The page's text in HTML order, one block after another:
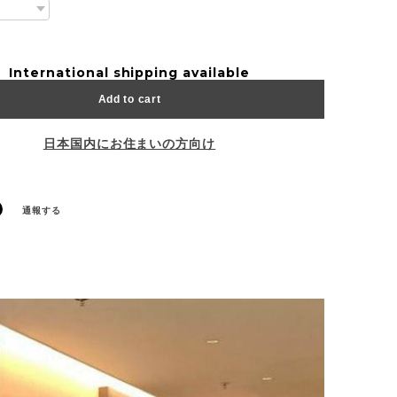
International shipping available
Add to cart
日本国内にお住まいの方向け
通報する